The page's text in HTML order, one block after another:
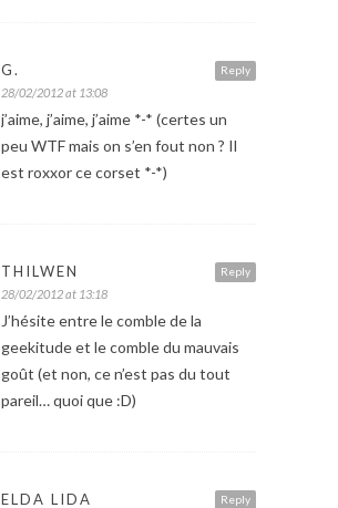
Reply
G.
28/02/2012 at 13:08
j’aime, j’aime, j’aime *-* (certes un
peu WTF mais on s’en fout non ? Il
est roxxor ce corset *-*)
Reply
THILWEN
28/02/2012 at 13:18
J’hésite entre le comble de la
geekitude et le comble du mauvais
goût (et non, ce n’est pas du tout
pareil… quoi que :D)
Reply
ELDA LIDA